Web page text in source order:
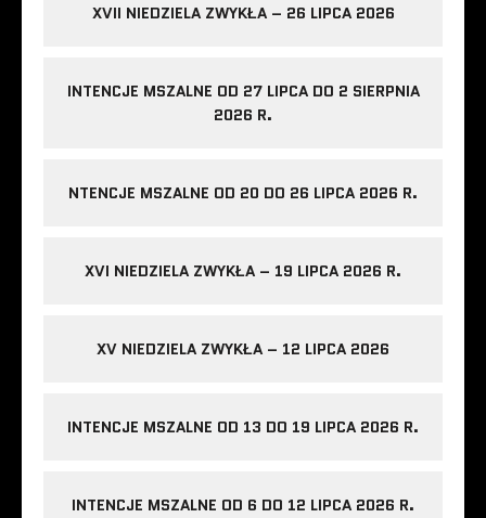
XVII NIEDZIELA ZWYKŁA – 26 LIPCA 2026
INTENCJE MSZALNE OD 27 LIPCA DO 2 SIERPNIA
2026 R.
NTENCJE MSZALNE OD 20 DO 26 LIPCA 2026 R.
XVI NIEDZIELA ZWYKŁA – 19 LIPCA 2026 R.
XV NIEDZIELA ZWYKŁA – 12 LIPCA 2026
INTENCJE MSZALNE OD 13 DO 19 LIPCA 2026 R.
INTENCJE MSZALNE OD 6 DO 12 LIPCA 2026 R.